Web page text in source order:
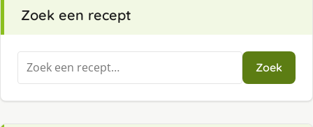
Zoek een recept
Zoeken
naar:
Zoek